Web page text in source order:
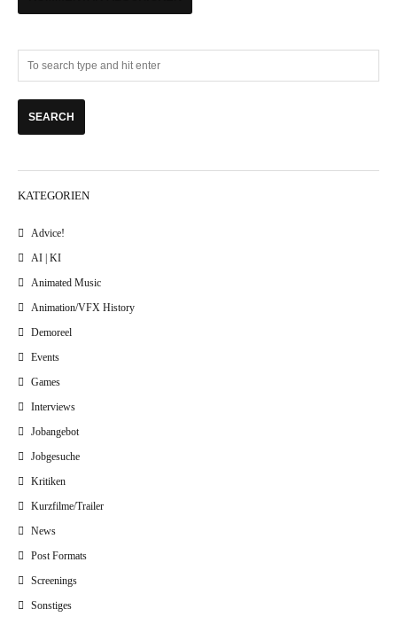
KATEGORIEN
Advice!
AI | KI
Animated Music
Animation/VFX History
Demoreel
Events
Games
Interviews
Jobangebot
Jobgesuche
Kritiken
Kurzfilme/Trailer
News
Post Formats
Screenings
Sonstiges